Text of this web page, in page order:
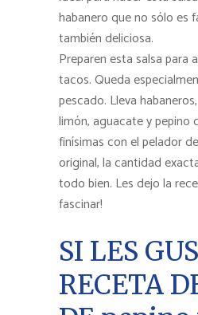
habanero que no sólo es
también deliciosa.
Preparen esta salsa para
tacos. Queda
pescado. Lleva
limón, aguacate y pepino
finísimas con el pelador
original, la cantidad
todo bien. Les dejo la
fascinar!
SI LES
RECETA